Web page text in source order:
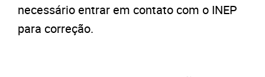
necessário entrar em contato com o INEP
para correção.